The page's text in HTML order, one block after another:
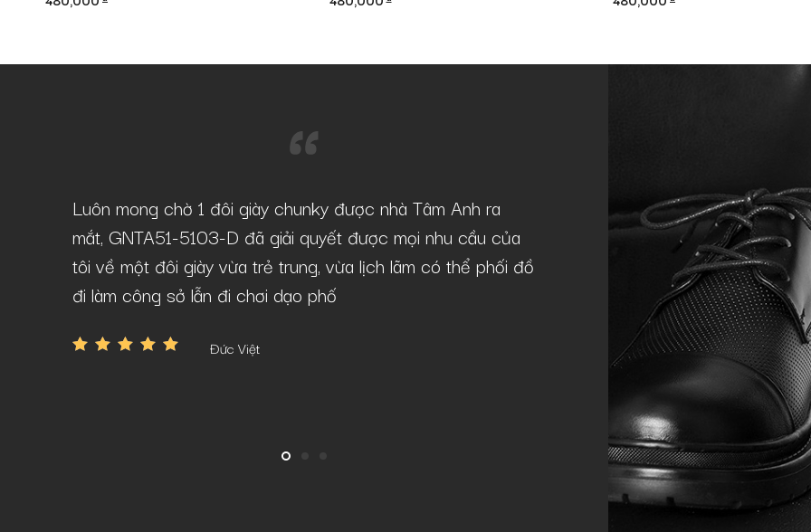
Luôn mong chờ 1 đôi giày chunky được nhà Tâm Anh ra
mắt, GNTA51-5103-D đã giải quyết được mọi nhu cầu của
tôi về một đôi giày vừa trẻ trung, vừa lịch lãm có thể phối đồ
đi làm công sở lẫn đi chơi dạo phố
Đức Việt
Mẫu giày GNTA22-20241-D khá
theo phong cách casual như tôi.
chuẩn lịch lãm, sang trọng, phù
Quý Nguyễn